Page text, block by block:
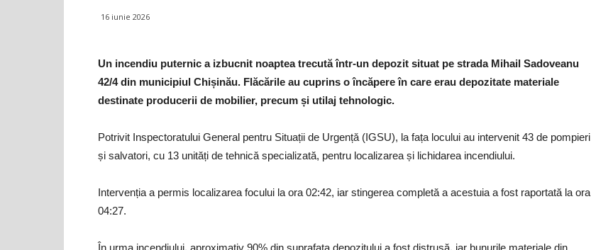
16 iunie 2026
Un incendiu puternic a izbucnit noaptea trecută într-un depozit situat pe strada Mihail Sadoveanu
42/4 din municipiul Chișinău. Flăcările au cuprins o încăpere în care erau depozitate materiale
destinate producerii de mobilier, precum și utilaj tehnologic.
Potrivit Inspectoratului General pentru Situații de Urgență (IGSU), la fața locului au intervenit 43 de pompieri
și salvatori, cu 13 unități de tehnică specializată, pentru localizarea și lichidarea incendiului.
Intervenția a permis localizarea focului la ora 02:42, iar stingerea completă a acestuia a fost raportată la ora
04:27.
În urma incendiului, aproximativ 90% din suprafața depozitului a fost distrusă, iar bunurile materiale din